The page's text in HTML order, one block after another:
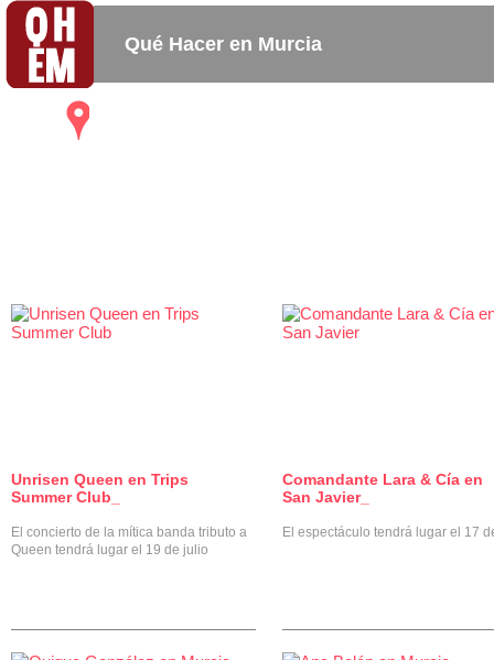
Qué Hacer en Murcia
Unrisen Queen en Trips
Summer Club_
El concierto de la mítica banda tributo a
Queen tendrá lugar el 19 de julio
Comandante Lara & Cía en
San Javier_
El espectáculo tendrá lugar el 17